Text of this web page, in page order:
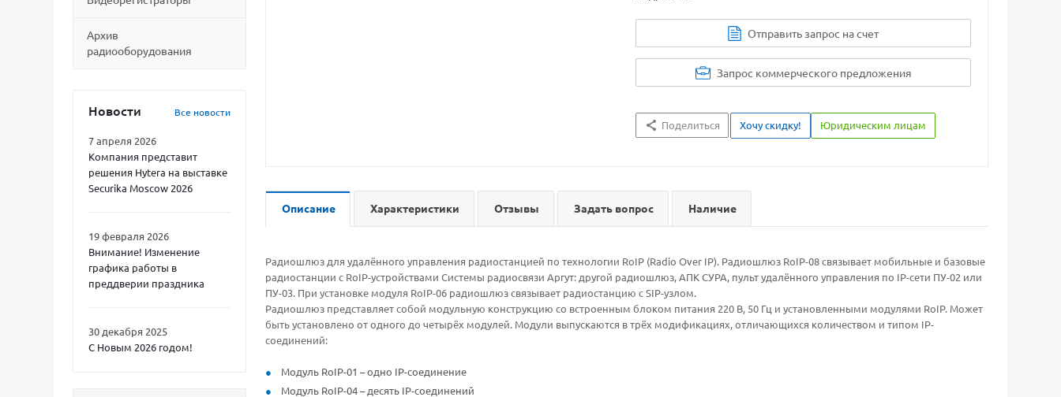
Архив
радиооборудования
Новости Все новости
7 апреля 2026
Компания представит
решения Hytera на выставке
Securika Moscow 2026
19 февраля 2026
Внимание! Изменение
графика работы в
преддверии праздника
30 декабря 2025
С Новым 2026 годом!
Отправить запрос на счет
Запрос коммерческого предложения
Поделиться Хочу скидку! Юридическим лицам
Описание Характеристики Отзывы Задать вопрос Наличие
Радиошлюз для удалённого управления радиостанцией по технологии RoIP (Radio Over IP). Радиошлюз RoIP-08 связывает мобильные и базовые
радиостанции с RoIP-устройствами Системы радиосвязи Аргут: другой радиошлюз, АПК СУРА, пульт удалённого управления по IP-сети ПУ-02 или
ПУ-03. При установке модуля RoIP-06 радиошлюз связывает радиостанцию с SIP-узлом.
Радиошлюз представляет собой модульную конструкцию со встроенным блоком питания 220 В, 50 Гц и установленными модулями RoIP. Может
быть установлено от одного до четырёх модулей. Модули выпускаются в трёх модификациях, отличающихся количеством и типом IP-
соединений:
Модуль RoIP-01 – одно IP-соединение
Модуль RoIP-04 – десять IP-соединений